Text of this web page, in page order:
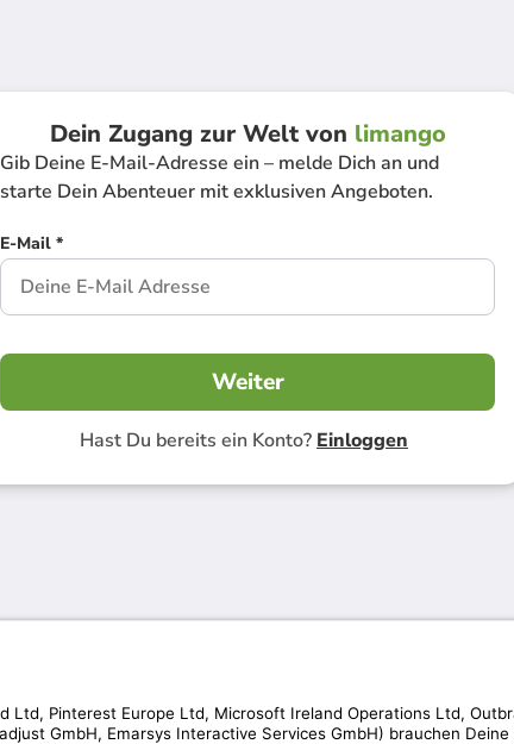
Dein Zugang zur Welt von limango
Gib Deine E-Mail-Adresse ein – melde Dich an und
starte Dein Abenteuer mit exklusiven Angeboten.
E-Mail *
Weiter
Hast Du bereits ein Konto? Einloggen